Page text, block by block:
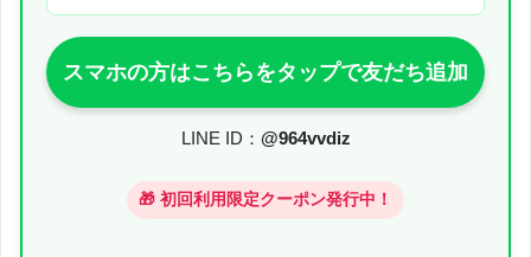
スマホの方はこちらをタップで友だち追加
LINE ID： @964vvdiz
🎁 初回利用限定クーポン発行中！